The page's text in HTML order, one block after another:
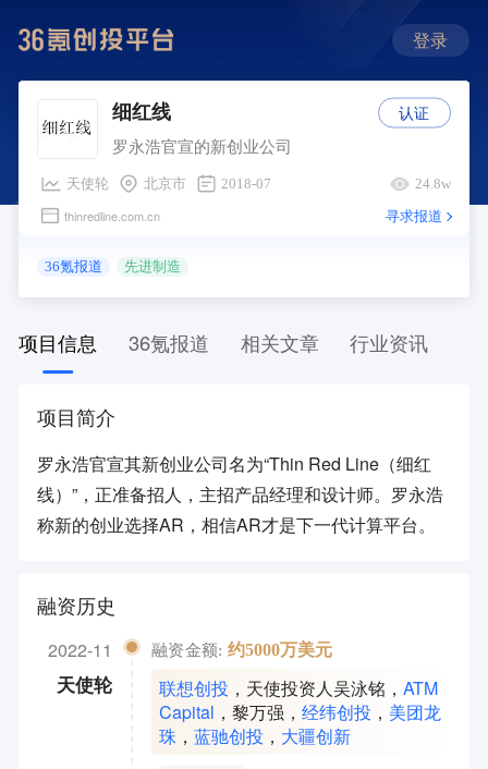
登录
细红线
罗永浩官宣的新创业公司
天使轮 北京市 2018-07 24.8w
thinredline.com.cn 寻求报道
36氪报道 先进制造
认证
项目信息 36氪报道 相关文章 行业资讯
项目简介
罗永浩官宣其新创业公司名为“Thin Red Line（细红
线）”，正准备招人，主招产品经理和设计师。罗永浩
称新的创业选择AR，相信AR才是下一代计算平台。
融资历史
2022-11
天使轮
融资金额: 约5000万美元
联想创投 ， 天使投资人吴泳铭 ，ATM
Capital ，黎万强 ，经纬创投 ， 美团龙
珠 ，蓝驰创投 ， 大疆创新